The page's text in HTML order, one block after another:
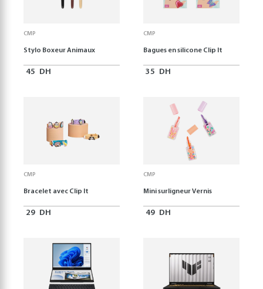
CMP
Stylo Boxeur Animaux
45 DH
CMP
Bagues en silicone Clip It
35 DH
CMP
Bracelet avec Clip It
29 DH
CMP
Mini surligneur Vernis
49 DH